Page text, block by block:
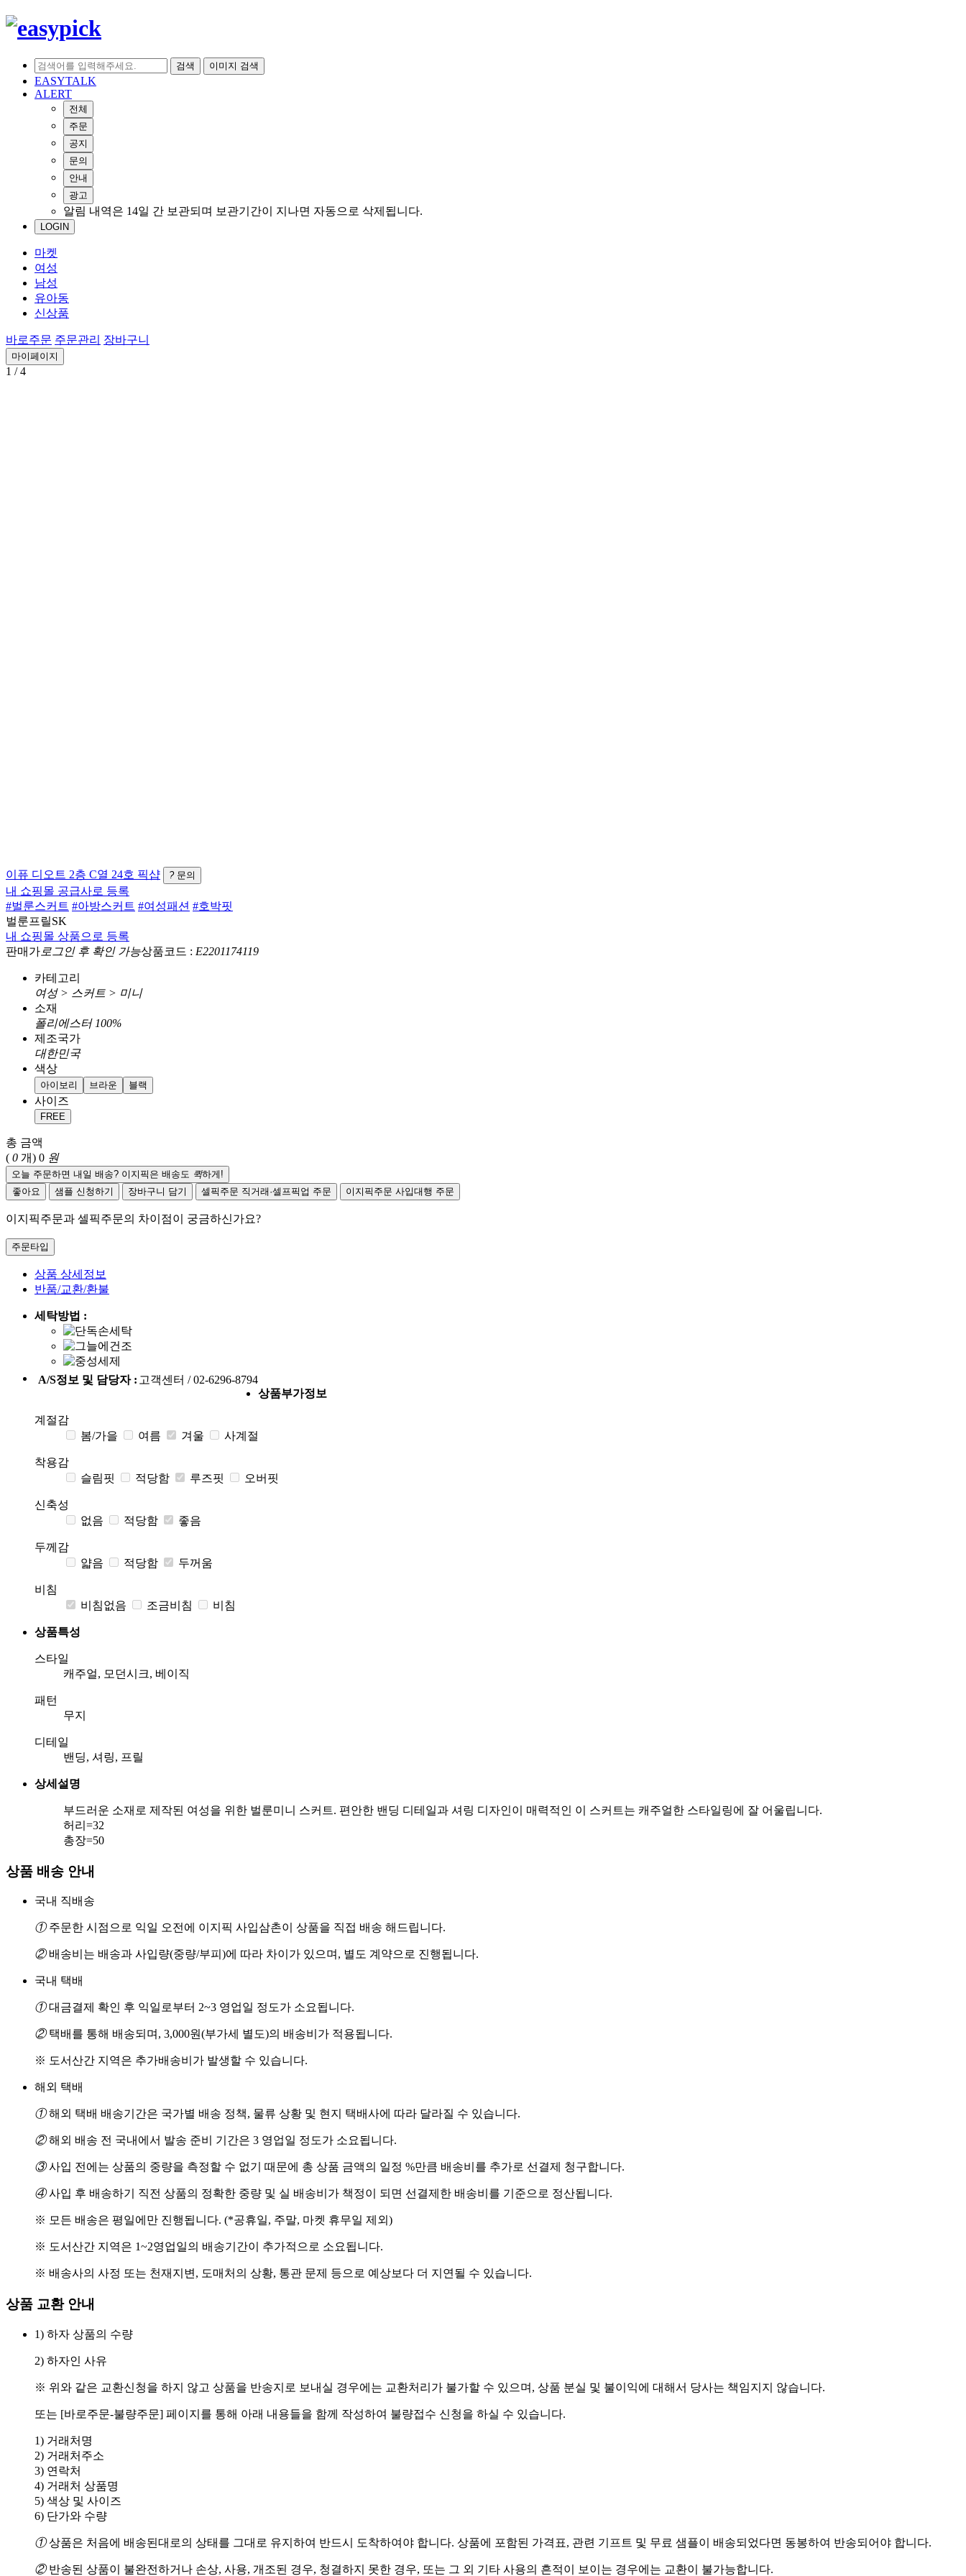
검색 이미지 검색
EASYTALK
ALERT
전체
주문
공지
문의
안내
광고
알림 내역은 14일 간 보관되며 보관기간이 지나면 자동으로 삭제됩니다.
LOGIN
마켓
여성
남성
유아동
신상품
바로주문 주문관리 장바구니
마이페이지
1 / 4
이퓨 디오트 2층 C열 24호 픽샵 ? 문의
내 쇼핑몰 공급사로 등록
#벌룬스커트 #아방스커트 #여성패션 #호박핏
벌룬프릴SK
내 쇼핑몰 상품으로 등록
판매가 로그인 후 확인 가능상품코드 : E2201174119
카테고리
여성 > 스커트 > 미니
소재
폴리에스터 100%
제조국가
대한민국
색상
아이보리 브라운 블랙
사이즈
FREE
총 금액
( 0 개) 0 원
오늘 주문하면 내일 배송? 이지픽은 배송도 퀵하게!
좋아요
샘플 신청하기 장바구니 담기 셀픽주문 직거래·셀프픽업 주문 이지픽주문 사입대행 주문
이지픽주문과 셀픽주문의 차이점이 궁금하신가요?
주문타입
상품 상세정보
반품/교환/환불
세탁방법 :
A/S정보 및 담당자 : 고객센터 / 02-6296-8794
상품부가정보
계절감
봄/가을
여름 겨울 사계절
착용감
슬림핏
적당함 루즈핏 오버핏
신축성
없음
적당함 좋음
두께감
얇음
적당함 두꺼움
비침
비침없음
조금비침 비침
상품특성
스타일
캐주얼, 모던시크, 베이직
패턴
무지
디테일
밴딩, 셔링, 프릴
상세설명
부드러운 소재로 제작된 여성을 위한 벌룬미니 스커트. 편안한 밴딩 디테일과 셔링 디자인이 매력적인 이 스커트는 캐주얼한 스타일링에 잘 어울립니다.
허리=32
총장=50
상품 배송 안내
국내 직배송
①주문한 시점으로 익일 오전에 이지픽 사입삼촌이 상품을 직접 배송 해드립니다.
②배송비는 배송과 사입량(중량/부피)에 따라 차이가 있으며, 별도 계약으로 진행됩니다.
국내 택배
①대금결제 확인 후 익일로부터 2~3 영업일 정도가 소요됩니다.
②택배를 통해 배송되며, 3,000원(부가세 별도)의 배송비가 적용됩니다.
※ 도서산간 지역은 추가배송비가 발생할 수 있습니다.
해외 택배
①해외 택배 배송기간은 국가별 배송 정책, 물류 상황 및 현지 택배사에 따라 달라질 수 있습니다.
②해외 배송 전 국내에서 발송 준비 기간은 3 영업일 정도가 소요됩니다.
③사입 전에는 상품의 중량을 측정할 수 없기 때문에 총 상품 금액의 일정 %만큼 배송비를 추가로 선결제 청구합니다.
④사입 후 배송하기 직전 상품의 정확한 중량 및 실 배송비가 책정이 되면 선결제한 배송비를 기준으로 정산됩니다.
※ 모든 배송은 평일에만 진행됩니다. (*공휴일, 주말, 마켓 휴무일 제외)
※ 도서산간 지역은 1~2영업일의 배송기간이 추가적으로 소요됩니다.
※ 배송사의 사정 또는 천재지변, 도매처의 상황, 통관 문제 등으로 예상보다 더 지연될 수 있습니다.
상품 교환 안내
1) 하자 상품의 수량
2) 하자인 사유
※ 위와 같은 교환신청을 하지 않고 상품을 반송지로 보내실 경우에는 교환처리가 불가할 수 있으며, 상품 분실 및 불이익에 대해서 당사는 책임지지 않습니다.
또는 [바로주문-불량주문] 페이지를 통해 아래 내용들을 함께 작성하여 불량접수 신청을 하실 수 있습니다.
1) 거래처명
2) 거래처주소
3) 연락처
4) 거래처 상품명
5) 색상 및 사이즈
6) 단가와 수량
①상품은 처음에 배송된대로의 상태를 그대로 유지하여 반드시 도착하여야 합니다. 상품에 포함된 가격표, 관련 기프트 및 무료 샘플이 배송되었다면 동봉하여 반송되어야 합니다.
②반송된 상품이 불완전하거나 손상, 사용, 개조된 경우, 청결하지 못한 경우, 또는 그 외 기타 사용의 흔적이 보이는 경우에는 교환이 불가능합니다.